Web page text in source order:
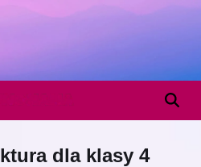
dla klasy 4